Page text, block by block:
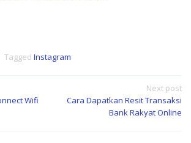
Tagged Instagram
Wifi
Next post
Cara Dapatkan Resit Transaksi
Bank Rakyat Online